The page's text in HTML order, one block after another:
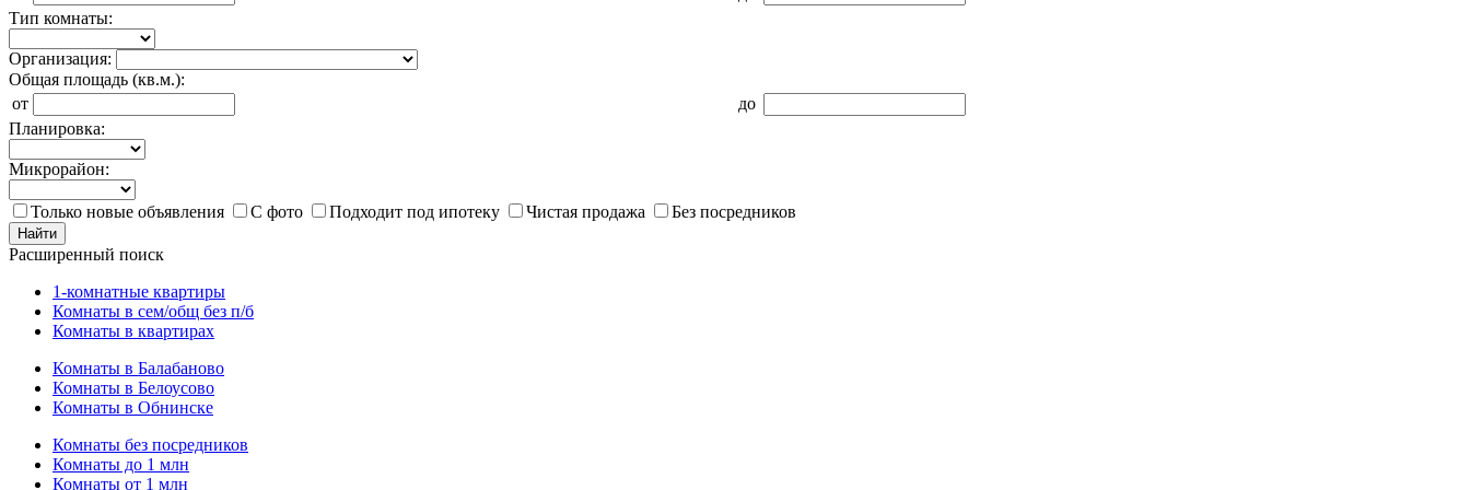
Тип комнаты:
Организация:
Общая площадь (кв.м.):
от
до
Планировка:
Микрорайон:
Только новые объявления С фото Подходит под ипотеку Чистая продажа Без посредников
Найти
Расширенный поиск
1-комнатные квартиры
Комнаты в сем/общ без п/б
Комнаты в квартирах
Комнаты в Балабаново
Комнаты в Белоусово
Комнаты в Обнинске
Комнаты без посредников
Комнаты до 1 млн
Комнаты от 1 млн